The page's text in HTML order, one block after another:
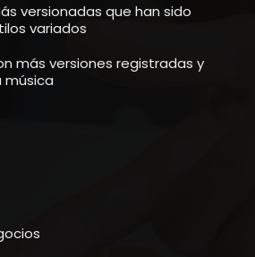
versionadas que han sido
variados
más versiones registradas y
música